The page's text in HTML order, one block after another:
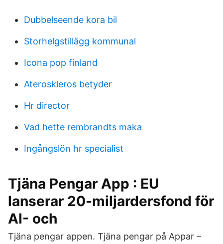
Dubbelseende kora bil
Storhelgstillägg kommunal
Icona pop finland
Ateroskleros betyder
Hr director
Vad hette rembrandts maka
Ingångslön hr specialist
Tjäna Pengar App : EU
lanserar 20-miljardersfond för
AI- och
Tjäna pengar appen. Tjäna pengar på Appar –